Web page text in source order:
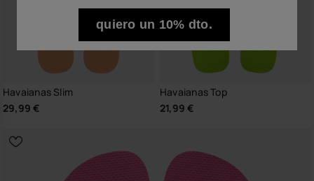
Havaianas Slim
29,99 €
Havaianas Top
21,99 €
quiero un 10% dto.